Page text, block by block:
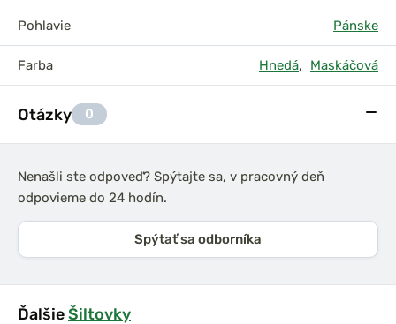
Pohlavie Pánske
Farba Hnedá, Maskáčová
Otázky 0
Nenašli ste odpoveď? Spýtajte sa, v pracovný deň
odpovieme do 24 hodín.
Spýtať sa odborníka
ĎalšieŠiltovky